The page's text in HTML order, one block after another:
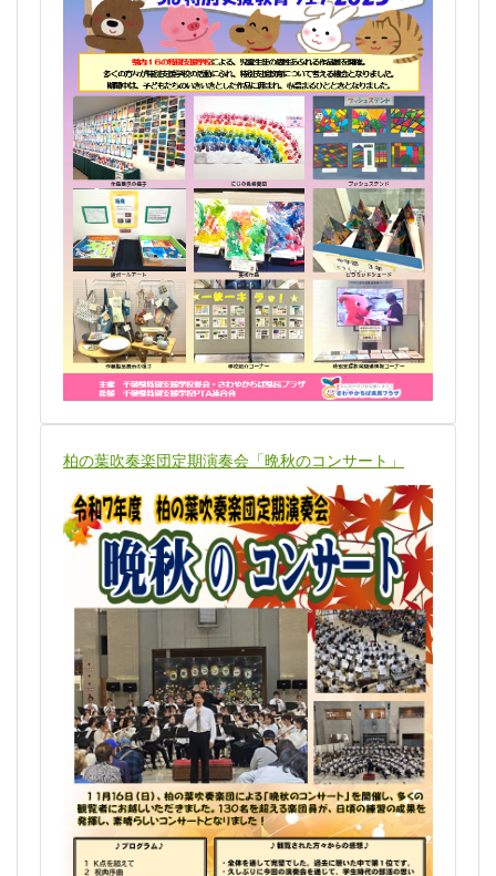
柏の葉吹奏楽団定期演奏会「晩秋のコンサート」